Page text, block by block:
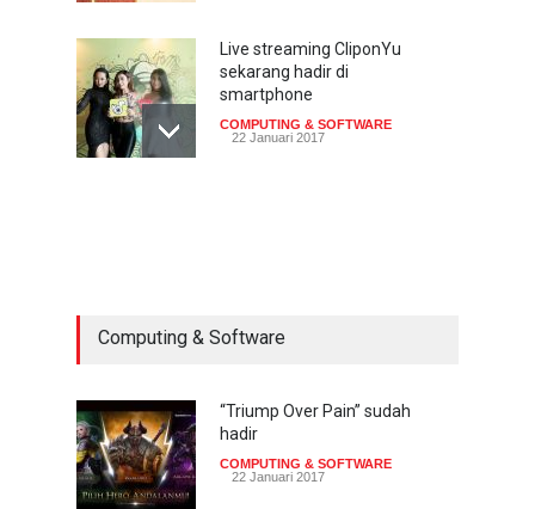
Live streaming CliponYu
sekarang hadir di
smartphone
COMPUTING & SOFTWARE
22 Januari 2017
gencar
COMPUTING & SOFTWARE
Computing & Software
“Triump Over Pain” sudah
hadir
COMPUTING & SOFTWARE
22 Januari 2017